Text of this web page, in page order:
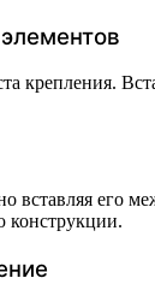
крепления.
вставляя его
конструкции.